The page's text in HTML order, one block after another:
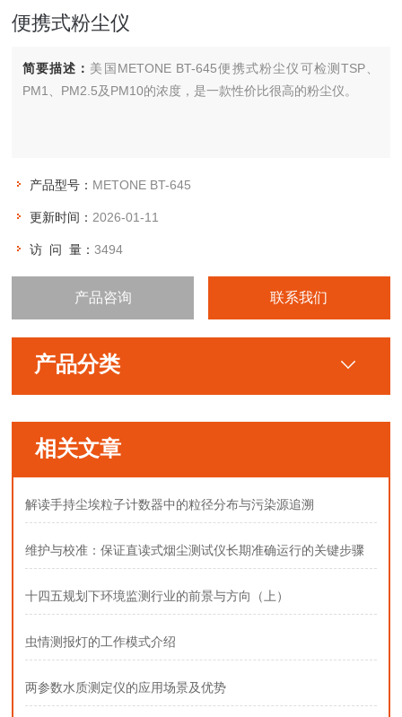
便携式粉尘仪
简要描述： 美国METONE BT-645便携式粉尘仪可检测TSP、
PM1、PM2.5及PM10的浓度，是一款性价比很高的粉尘仪。
产品型号： METONE BT-645
更新时间： 2026-01-11
访 问 量：3494
产品咨询 联系我们
产品分类
相关文章
解读手持尘埃粒子计数器中的粒径分布与污染源追溯
维护与校准：保证直读式烟尘测试仪长期准确运行的关键步骤
十四五规划下环境监测行业的前景与方向（上）
虫情测报灯的工作模式介绍
两参数水质测定仪的应用场景及优势